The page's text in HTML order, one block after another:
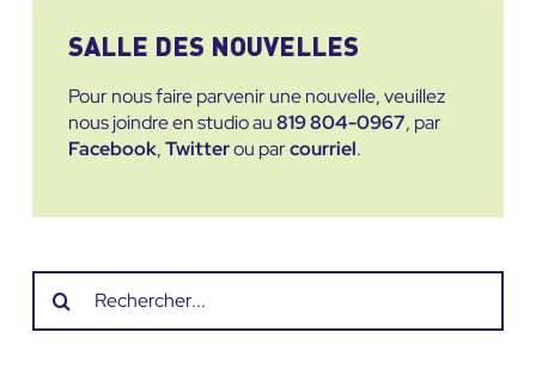
SALLE DES NOUVELLES
Pour nous faire parvenir une nouvelle, veuillez
nous joindre en studio au819 804-0967, par
Facebook,Twitterou parcourriel.
Recherche